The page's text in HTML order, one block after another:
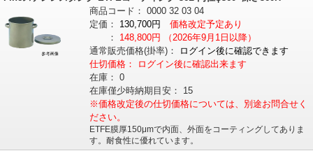
商品コード： 0000 32 03 04
定価：
130,700円
価格改定予定あり
：
148,800円
（2026年9月1日以降）
通常販売価格(掛率)：
ログイン後に確認できます
仕切価格：
ログイン後に確認出来ます
在庫： 0
在庫僅少時納期目安：
15
※価格改定後の仕切価格については、別途お問合せく
ださい。
ETFE膜厚150μmで内面、外面をコーティングしてありま
す。耐食性に優れています。